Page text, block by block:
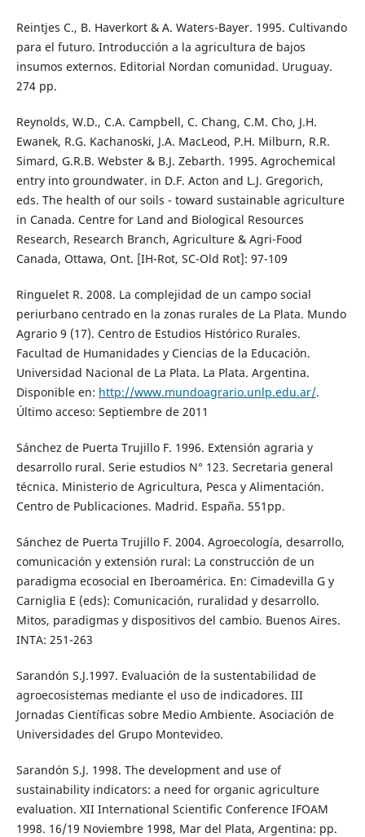
Reintjes C., B. Haverkort & A. Waters-Bayer. 1995. Cultivando
para el futuro. Introducción a la agricultura de bajos
insumos externos. Editorial Nordan comunidad. Uruguay.
274 pp.
Reynolds, W.D., C.A. Campbell, C. Chang, C.M. Cho, J.H.
Ewanek, R.G. Kachanoski, J.A. MacLeod, P.H. Milburn, R.R.
Simard, G.R.B. Webster & B.J. Zebarth. 1995. Agrochemical
entry into groundwater. in D.F. Acton and L.J. Gregorich,
eds. The health of our soils - toward sustainable agriculture
in Canada. Centre for Land and Biological Resources
Research, Research Branch, Agriculture & Agri-Food
Canada, Ottawa, Ont. [IH-Rot, SC-Old Rot]: 97-109
Ringuelet R. 2008. La complejidad de un campo social
periurbano centrado en la zonas rurales de La Plata. Mundo
Agrario 9 (17). Centro de Estudios Histórico Rurales.
Facultad de Humanidades y Ciencias de la Educación.
Universidad Nacional de La Plata. La Plata. Argentina.
Disponible en: http://www.mundoagrario.unlp.edu.ar/.
Último acceso: Septiembre de 2011
Sánchez de Puerta Trujillo F. 1996. Extensión agraria y
desarrollo rural. Serie estudios N° 123. Secretaria general
técnica. Ministerio de Agricultura, Pesca y Alimentación.
Centro de Publicaciones. Madrid. España. 551pp.
Sánchez de Puerta Trujillo F. 2004. Agroecología, desarrollo,
comunicación y extensión rural: La construcción de un
paradigma ecosocial en Iberoamérica. En: Cimadevilla G y
Carniglia E (eds): Comunicación, ruralidad y desarrollo.
Mitos, paradigmas y dispositivos del cambio. Buenos Aires.
INTA: 251-263
Sarandón S.J.1997. Evaluación de la sustentabilidad de
agroecosistemas mediante el uso de indicadores. III
Jornadas Científicas sobre Medio Ambiente. Asociación de
Universidades del Grupo Montevideo.
Sarandón S.J. 1998. The development and use of
sustainability indicators: a need for organic agriculture
evaluation. XII International Scientific Conference IFOAM
1998. 16/19 Noviembre 1998, Mar del Plata, Argentina: pp.